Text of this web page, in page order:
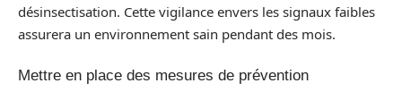
désinsectisation. Cette vigilance envers les signaux faibles
assurera un environnement sain pendant des mois.
Mettre en place des mesures de prévention